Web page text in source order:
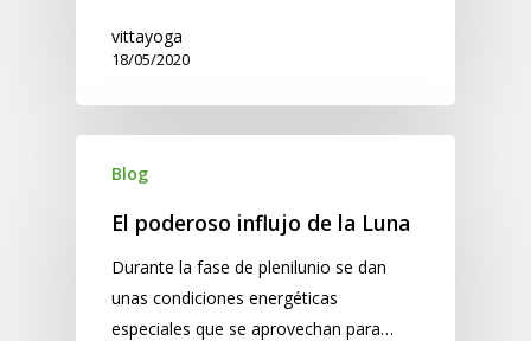
vittayoga
18/05/2020
Blog
El poderoso influjo de la Luna
Durante la fase de plenilunio se dan
unas condiciones energéticas
especiales que se aprovechan para…